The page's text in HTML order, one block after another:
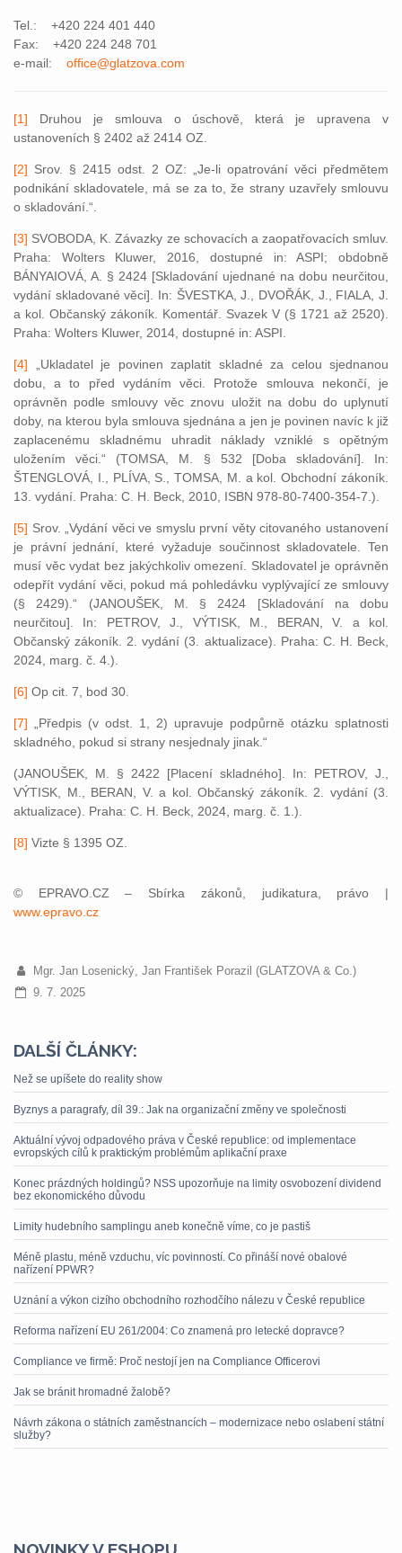
Tel.: +420 224 401 440
Fax: +420 224 248 701
e-mail: office@glatzova.com
[1] Druhou je smlouva o úschově, která je upravena v
ustanoveních § 2402 až 2414 OZ.
[2] Srov. § 2415 odst. 2 OZ: „Je-li opatrování věci předmětem
podnikání skladovatele, má se za to, že strany uzavřely smlouvu
o skladování.“.
[3] SVOBODA, K. Závazky ze schovacích a zaopatřovacích smluv.
Praha: Wolters Kluwer, 2016, dostupné in: ASPI; obdobně
BÁNYAIOVÁ, A. § 2424 [Skladování ujednané na dobu neurčitou,
vydání skladované věci]. In: ŠVESTKA, J., DVOŘÁK, J., FIALA, J.
a kol. Občanský zákoník. Komentář. Svazek V (§ 1721 až 2520).
Praha: Wolters Kluwer, 2014, dostupné in: ASPI.
[4] „Ukladatel je povinen zaplatit skladné za celou sjednanou
dobu, a to před vydáním věci. Protože smlouva nekončí, je
oprávněn podle smlouvy věc znovu uložit na dobu do uplynutí
doby, na kterou byla smlouva sjednána a jen je povinen navíc k již
zaplacenému skladnému uhradit náklady vzniklé s opětným
uložením věci.“ (TOMSA, M. § 532 [Doba skladování]. In:
ŠTENGLOVÁ, I., PLÍVA, S., TOMSA, M. a kol. Obchodní zákoník.
13. vydání. Praha: C. H. Beck, 2010, ISBN 978-80-7400-354-7.).
[5] Srov. „Vydání věci ve smyslu první věty citovaného ustanovení
je právní jednání, které vyžaduje součinnost skladovatele. Ten
musí věc vydat bez jakýchkoliv omezení. Skladovatel je oprávněn
odepřít vydání věci, pokud má pohledávku vyplývající ze smlouvy
(§ 2429).“ (JANOUŠEK, M. § 2424 [Skladování na dobu
neurčitou]. In: PETROV, J., VÝTISK, M., BERAN, V. a kol.
Občanský zákoník. 2. vydání (3. aktualizace). Praha: C. H. Beck,
2024, marg. č. 4.).
[6] Op cit. 7, bod 30.
[7] „Předpis (v odst. 1, 2) upravuje podpůrně otázku splatnosti
skladného, pokud si strany nesjednaly jinak.“
(JANOUŠEK, M. § 2422 [Placení skladného]. In: PETROV, J.,
VÝTISK, M., BERAN, V. a kol. Občanský zákoník. 2. vydání (3.
aktualizace). Praha: C. H. Beck, 2024, marg. č. 1.).
[8] Vizte § 1395 OZ.
© EPRAVO.CZ – Sbírka zákonů, judikatura, právo |
www.epravo.cz
Mgr. Jan Losenický, Jan František Porazil (GLATZOVA & Co.)
9. 7. 2025
DALŠÍ ČLÁNKY:
Než se upíšete do reality show
Byznys a paragrafy, díl 39.: Jak na organizační změny ve společnosti
Aktuální vývoj odpadového práva v České republice: od implementace
evropských cílů k praktickým problémům aplikační praxe
Konec prázdných holdingů? NSS upozorňuje na limity osvobození dividend
bez ekonomického důvodu
Limity hudebního samplingu aneb konečně víme, co je pastiš
Méně plastu, méně vzduchu, víc povinností. Co přináší nové obalové
nařízení PPWR?
Uznání a výkon cizího obchodního rozhodčího nálezu v České republice
Reforma nařízení EU 261/2004: Co znamená pro letecké dopravce?
Compliance ve firmě: Proč nestojí jen na Compliance Officerovi
Jak se bránit hromadné žalobě?
Návrh zákona o státních zaměstnancích – modernizace nebo oslabení státní
služby?